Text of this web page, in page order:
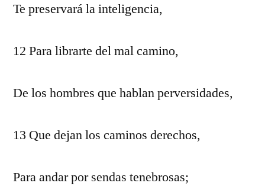
Te preservará la inteligencia,
12 Para librarte del mal camino,
De los hombres que hablan perversidades,
13 Que dejan los caminos derechos,
Para andar por sendas tenebrosas;